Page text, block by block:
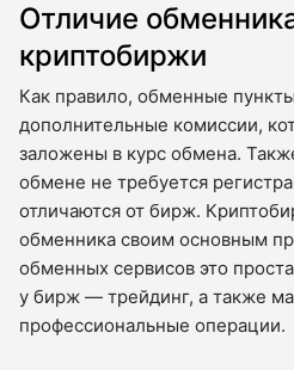
Отличие
криптобиржи
Как правило, обменные
дополнительные комиссии,
заложены в курс обмена.
обмене не требуется
отличаются от бирж.
обменника своим основным
обменных сервисов это
у бирж — трейдинг, а также
профессиональные операции.